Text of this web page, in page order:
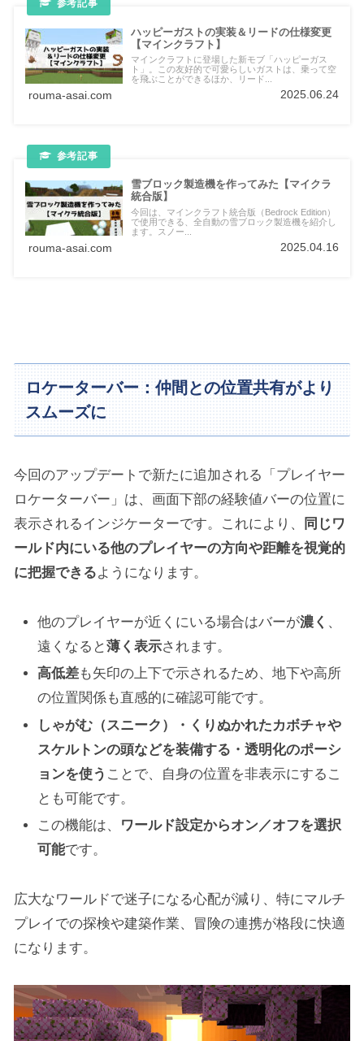
ハッピーガストの実装＆リードの仕様変更
【マインクラフト】
マインクラフトに登場した新モブ「ハッピーガス
ト」。この友好的で可愛らしいガストは、乗って空
を飛ぶことができるほか、リード...
rouma-asai.com 2025.06.24
雪ブロック製造機を作ってみた【マイクラ
統合版】
今回は、マインクラフト統合版（Bedrock Edition）
で使用できる、全自動の雪ブロック製造機を紹介し
ます。スノー...
rouma-asai.com 2025.04.16
ロケーターバー：仲間との位置共有がより
スムーズに
今回のアップデートで新たに追加される「プレイヤー
ロケーターバー」は、画面下部の経験値バーの位置に
表示されるインジケーターです。これにより、
同じワ
ールド内にいる他のプレイヤーの方向や距離を視覚的
に把握できるようになります。
他のプレイヤーが近くにいる場合はバーが濃く 、
遠くなると薄く表示されます。
高低差も矢印の上下で示されるため、地下や高所
の位置関係も直感的に確認可能です。
しゃがむ（スニーク）・くりぬかれたカボチャや
スケルトンの頭などを装備する・透明化のポーシ
ョンを使う ことで、自身の位置を非表示にするこ
とも可能です。
この機能は、 ワールド設定からオン／オフを選択
可能です。
広大なワールドで迷子になる心配が減り、特にマルチ
プレイでの探検や建築作業、冒険の連携が格段に快適
になります。